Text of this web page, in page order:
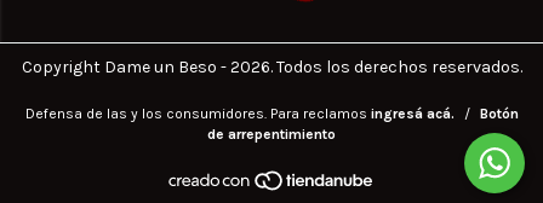
Copyright Dame un Beso - 2026. Todos los derechos reservados.
Defensa de las y los consumidores. Para reclamos ingresá acá. /
Botón
de arrepentimiento